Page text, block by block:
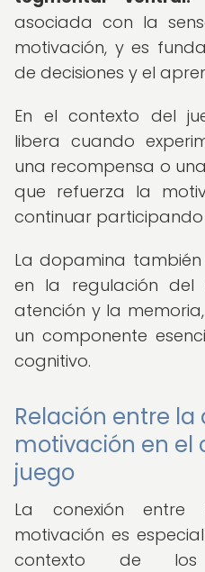
asociada con la
motivación, y es
de decisiones y el
En el contexto del
libera cuando
una recompensa o
que refuerza la
continuar
La dopamina
en la regulación
atención y la
un componente
cognitivo.
Relación entre
motivación en el
juego
La conexión
motivación es
contexto de